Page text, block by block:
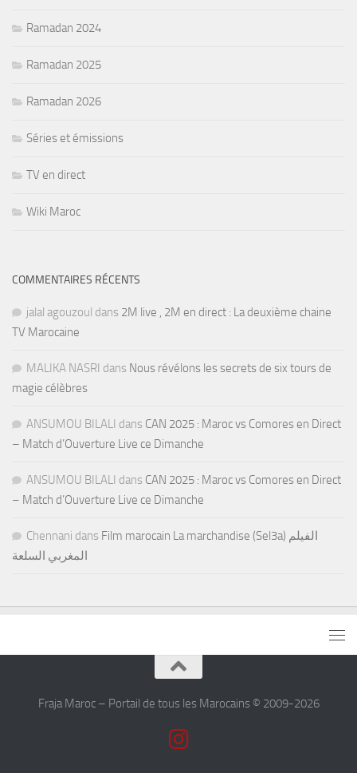
Ramadan 2024
Ramadan 2025
Ramadan 2026
Séries et émissions
TV en direct
Wiki Maroc
COMMENTAIRES RÉCENTS
jalal agouzoul dans 2M live , 2M en direct : La deuxième chaine
TV Marocaine
MALIKA NASRI dans Nous révélons les secrets de six tours de
magie célèbres
ANSUMOU BILALI dans CAN 2025 : Maroc vs Comores en Direct
– Match d’Ouverture Live ce Dimanche
ANSUMOU BILALI dans CAN 2025 : Maroc vs Comores en Direct
– Match d’Ouverture Live ce Dimanche
Chennani dans Film marocain La marchandise (Sel3a) الفيلم
المغربي السلعة
Fraja Maroc – Portail de tous les Marocains © 2009-2026